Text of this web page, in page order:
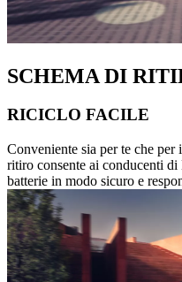
SCHEMA DI
RICICLO FACILE
Conveniente sia per te che
ritiro consente ai conducenti
batterie in modo sicuro e